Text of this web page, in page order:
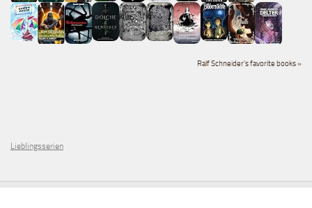
Ralf Schneider's favorite books »
Lieblingsserien